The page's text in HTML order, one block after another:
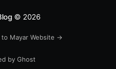
© 2026
to Mayar Website →
by Ghost